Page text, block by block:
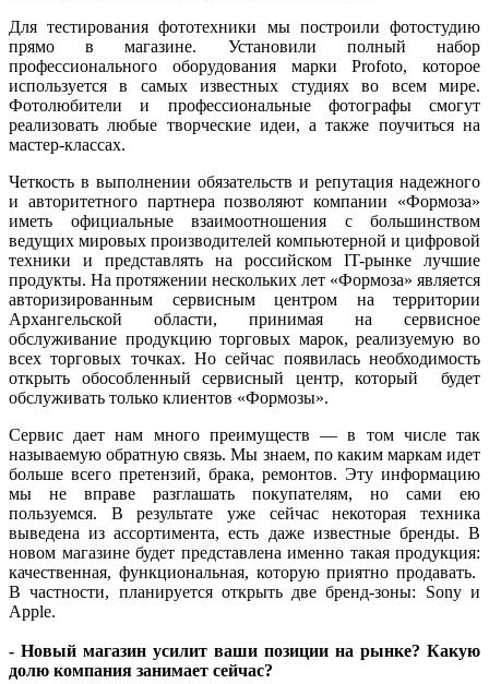
Для тестирования фототехники мы построили фотостудию
прямо в магазине. Установили полный набор
профессионального оборудования марки Profoto, которое
используется в самых известных студиях во всем мире.
Фотолюбители и профессиональные фотографы смогут
реализовать любые творческие идеи, а также поучиться на
мастер-классах.
Четкость в выполнении обязательств и репутация надежного
и авторитетного партнера позволяют компании «Формоза»
иметь официальные взаимоотношения с большинством
ведущих мировых производителей компьютерной и цифровой
техники и представлять на российском IT-рынке лучшие
продукты. На протяжении нескольких лет «Формоза» является
авторизированным сервисным центром на территории
Архангельской области, принимая на сервисное
обслуживание продукцию торговых марок, реализуемую во
всех торговых точках. Но сейчас появилась необходимость
открыть обособленный сервисный центр, который будет
обслуживать только клиентов «Формозы».
Сервис дает нам много преимуществ — в том числе так
называемую обратную связь. Мы знаем, по каким маркам идет
больше всего претензий, брака, ремонтов. Эту информацию
мы не вправе разглашать покупателям, но сами ею
пользуемся. В результате уже сейчас некоторая техника
выведена из ассортимента, есть даже известные бренды. В
новом магазине будет представлена именно такая продукция:
качественная, функциональная, которую приятно продавать.
В частности, планируется открыть две бренд-зоны: Sony и
Apple.
- Новый магазин усилит ваши позиции на рынке? Какую
долю компания занимает сейчас?